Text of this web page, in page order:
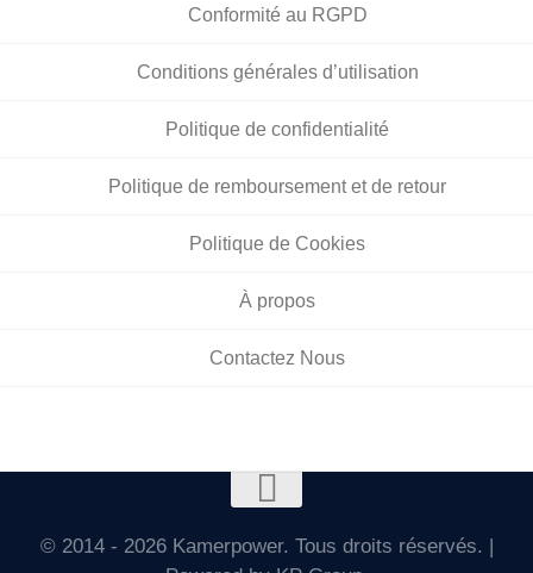
Conformité au RGPD
Conditions générales d’utilisation
Politique de confidentialité
Politique de remboursement et de retour
Politique de Cookies
À propos
Contactez Nous
© 2014 - 2026 Kamerpower. Tous droits réservés. |